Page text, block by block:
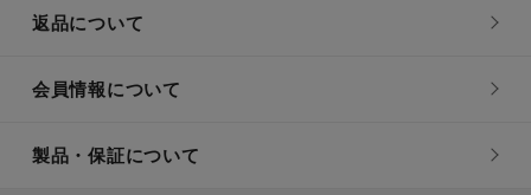
返品について
会員情報について
製品・保証について